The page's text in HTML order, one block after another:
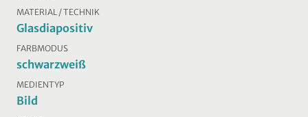
MATERIAL / TECHNIK
Glasdiapositiv
FARBMODUS
schwarzweiß
MEDIENTYP
Bild